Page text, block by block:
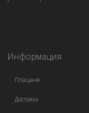
Информация
Плащане
Доставка